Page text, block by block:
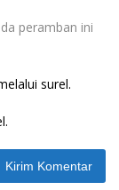
peramban ini
surel.